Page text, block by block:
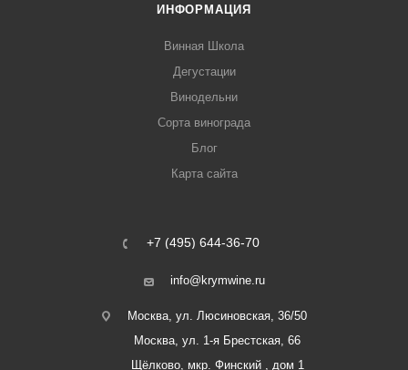
ИНФОРМАЦИЯ
Винная Школа
Дегустации
Винодельни
Сорта винограда
Блог
Карта сайта
+7 (495) 644-36-70
info@krymwine.ru
Москва, ул. Люсиновская, 36/50
Москва, ул. 1-я Брестская, 66
Щёлково, мкр. Финский , дом 1